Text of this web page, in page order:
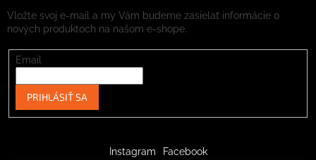
Vložte svoj e-mail a my Vám budeme zasielať informácie o
nových produktoch na našom e-shope.
Email
PRIHLÁSIŤ SA
Instagram Facebook